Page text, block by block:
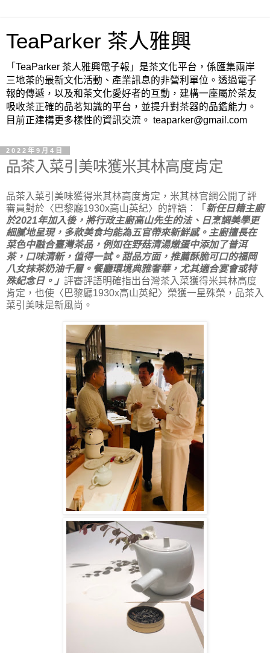
TeaParker 茶人雅興
「TeaParker 茶人雅興電子報」是茶文化平台，係匯集兩岸
三地茶的最新文化活動、產業訊息的非營利單位。透過電子
報的傳遞，以及和茶文化愛好者的互動，建構一座屬於茶友
吸收茶正確的品茗知識的平台，並提升對茶器的品鑑能力。
目前正建構更多樣性的資訊交流。 teaparker@gmail.com
2022年9月4日
品茶入菜引美味獲米其林高度肯定
品茶入菜引美味獲得米其林高度肯定，米其林官網公開了評
審員對於〈巴黎廳1930x高山英紀〉的評語：「 新任日籍主廚
於2021年加入後，將行政主廚高山先生的法、日烹調美學更
細膩地呈現，多款美食均能為五官帶來新鮮感。主廚擅長在
菜色中融合臺灣茶品，例如在野菇清湯燉蛋中添加了普洱
茶，口味清新，值得一試。甜品方面，推薦酥脆可口的福岡
八女抹茶奶油千層。餐廳環境典雅奢華，尤其適合宴會或特
殊紀念日。」 評審評語明確指出台灣茶入菜獲得米其林高度
肯定，也使〈巴黎廳1930x高山英紀〉榮獲一星殊榮，品茶入
菜引美味是新風尚。